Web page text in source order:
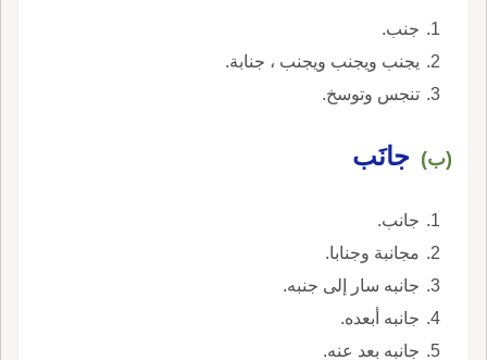
جنب.
يجنب ويجنب ويجنب ، جنابة.
تنجس وتوسخ.
(ب) جانَب
جانب.
مجانبة وجنابا.
جانبه سار إلى جنبه.
جانبه أبعده.
جانبه بعد عنه.